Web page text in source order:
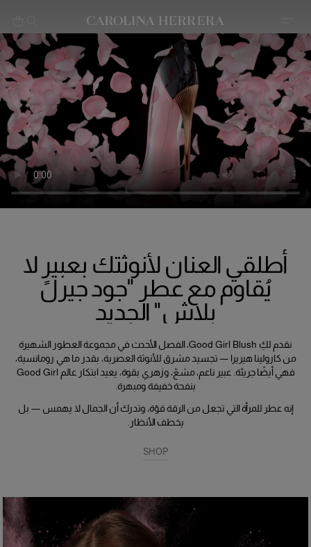
بيان إمكانية الوصول (الرابط)
أطلقي العنان لأنوثتك بعبيرٍ لا
يُقاوم مع عطر "جود جيرل
بلاش" الجديد
نقدم لكِ Good Girl Blush، الفصل الأحدث في مجموعة العطور الشهيرة
من كارولينا هيريرا — تجسيد مشرق للأنوثة العصرية، بقدر ما هي رومانسية،
فهي أيضًا جريئة. عبير ناعم، مشعّ، وزهري بقوة، يعيد ابتكار عالم Good Girl
بنفحة خفيفة ومبهرة.
إنه عطر للمرأة التي تجعل من الرقة قوّة، وتدرك أن الجمال لا يهمس — بل
يخطف الأنظار.
SHOP